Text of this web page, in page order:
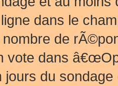
dans le
nombre de
vote dans
du